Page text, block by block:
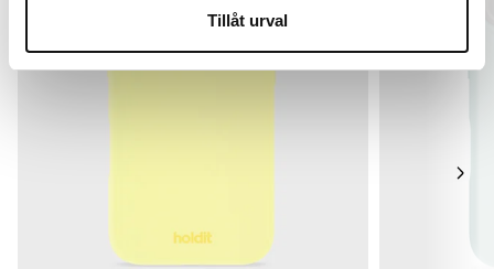
Tillåt urval